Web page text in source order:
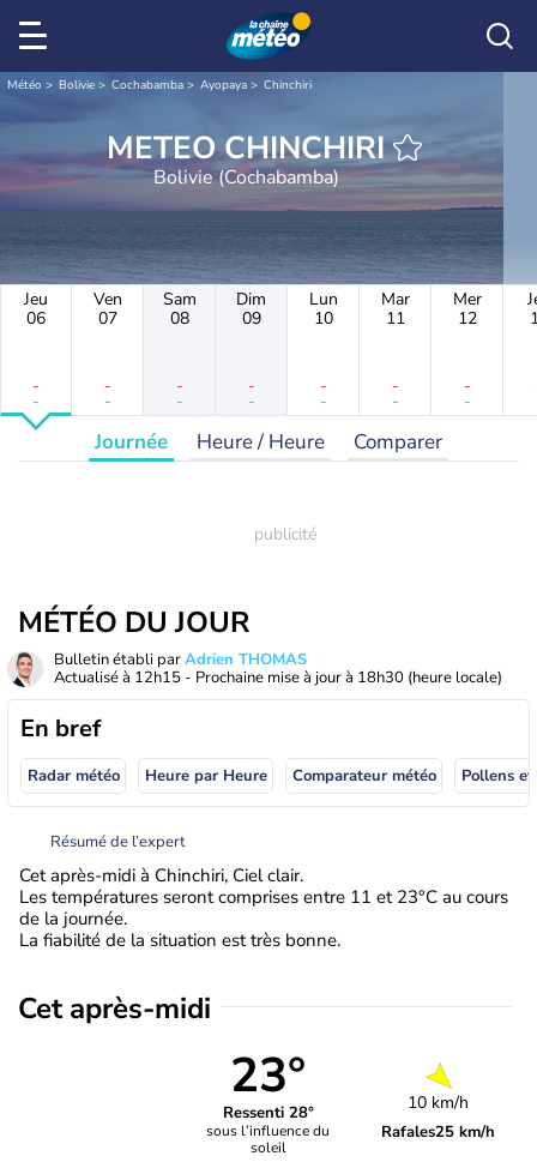
Météo Bolivie Cochabamba Ayopaya Chinchiri
METEO CHINCHIRI
Bolivie (Cochabamba)
Jeu
06
-
-
Ven
07
-
-
Sam
08
-
-
Dim
09
-
-
Lun
10
-
-
Mar
11
-
-
Mer
12
-
-
Journée Heure / Heure Comparer
MÉTÉO DU JOUR
Bulletin établi parAdrien THOMAS
Actualisé à 12h15 - Prochaine mise à jour à 18h30 (heure locale)
En bref
Radar météo Heure par Heure Comparateur météo Pollens
Résumé de l’expert
Cet après-midi à Chinchiri, Ciel clair.
Les températures seront comprises entre 11 et 23°C au cours
de la journée.
La fiabilité de la situation est très bonne.
Cet après-midi
23°
Ressenti 28°
sous l’influence du
soleil
10 km/h
Rafales25 km/h